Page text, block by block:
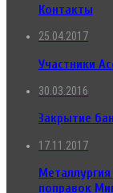
Контакты
25.04.2017
Участники
30.03.2016
Закрытие
17.11.2017
поправок